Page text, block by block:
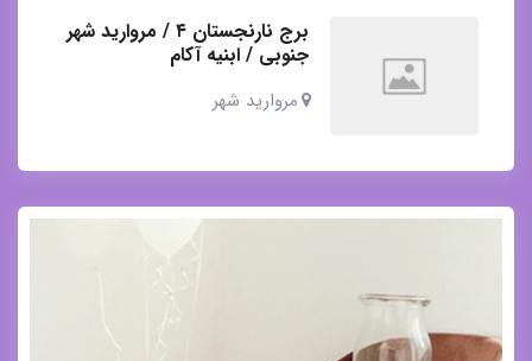
برج نارنجستان ۴ / مروارید شهر
جنوبی / ابنیه آکام
مروارید شهر